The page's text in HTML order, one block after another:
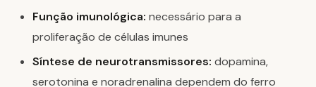
Função imunológica: necessário para a
proliferação de células imunes
Síntese de neurotransmissores: dopamina,
serotonina e noradrenalina dependem do ferro